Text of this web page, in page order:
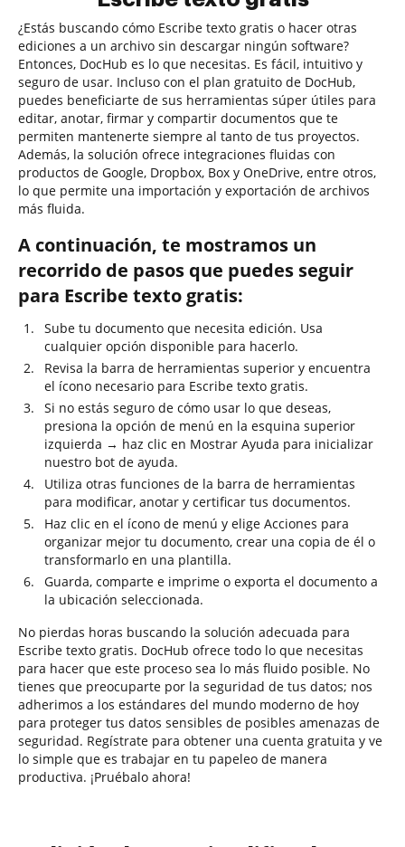
¿Estás buscando cómo Escribe texto gratis o hacer otras
ediciones a un archivo sin descargar ningún software?
Entonces, DocHub es lo que necesitas. Es fácil, intuitivo y
seguro de usar. Incluso con el plan gratuito de DocHub,
puedes beneficiarte de sus herramientas súper útiles para
editar, anotar, firmar y compartir documentos que te
permiten mantenerte siempre al tanto de tus proyectos.
Además, la solución ofrece integraciones fluidas con
productos de Google, Dropbox, Box y OneDrive, entre otros,
lo que permite una importación y exportación de archivos
más fluida.
A continuación, te mostramos un
recorrido de pasos que puedes seguir
para Escribe texto gratis:
Sube tu documento que necesita edición. Usa
cualquier opción disponible para hacerlo.
Revisa la barra de herramientas superior y encuentra
el ícono necesario para Escribe texto gratis.
Si no estás seguro de cómo usar lo que deseas,
presiona la opción de menú en la esquina superior
izquierda → haz clic en Mostrar Ayuda para inicializar
nuestro bot de ayuda.
Utiliza otras funciones de la barra de herramientas
para modificar, anotar y certificar tus documentos.
Haz clic en el ícono de menú y elige Acciones para
organizar mejor tu documento, crear una copia de él o
transformarlo en una plantilla.
Guarda, comparte e imprime o exporta el documento a
la ubicación seleccionada.
No pierdas horas buscando la solución adecuada para
Escribe texto gratis. DocHub ofrece todo lo que necesitas
para hacer que este proceso sea lo más fluido posible. No
tienes que preocuparte por la seguridad de tus datos; nos
adherimos a los estándares del mundo moderno de hoy
para proteger tus datos sensibles de posibles amenazas de
seguridad. Regístrate para obtener una cuenta gratuita y ve
lo simple que es trabajar en tu papeleo de manera
productiva. ¡Pruébalo ahora!